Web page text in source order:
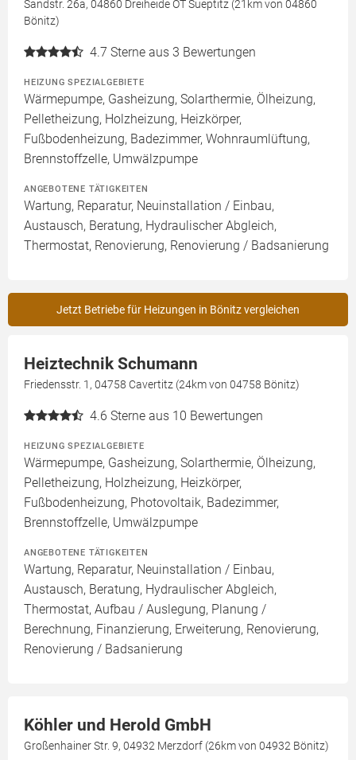
Sandstr. 26a, 04860 Dreiheide OT Sueptitz (21km von 04860
Bönitz)
4.7 Sterne aus 3 Bewertungen
HEIZUNG SPEZIALGEBIETE
Wärmepumpe, Gasheizung, Solarthermie, Ölheizung,
Pelletheizung, Holzheizung, Heizkörper,
Fußbodenheizung, Badezimmer, Wohnraumlüftung,
Brennstoffzelle, Umwälzpumpe
ANGEBOTENE TÄTIGKEITEN
Wartung, Reparatur, Neuinstallation / Einbau,
Austausch, Beratung, Hydraulischer Abgleich,
Thermostat, Renovierung, Renovierung / Badsanierung
Jetzt Betriebe für Heizungen in Bönitz vergleichen
Heiztechnik Schumann
Friedensstr. 1, 04758 Cavertitz (24km von 04758 Bönitz)
4.6 Sterne aus 10 Bewertungen
HEIZUNG SPEZIALGEBIETE
Wärmepumpe, Gasheizung, Solarthermie, Ölheizung,
Pelletheizung, Holzheizung, Heizkörper,
Fußbodenheizung, Photovoltaik, Badezimmer,
Brennstoffzelle, Umwälzpumpe
ANGEBOTENE TÄTIGKEITEN
Wartung, Reparatur, Neuinstallation / Einbau,
Austausch, Beratung, Hydraulischer Abgleich,
Thermostat, Aufbau / Auslegung, Planung /
Berechnung, Finanzierung, Erweiterung, Renovierung,
Renovierung / Badsanierung
Köhler und Herold GmbH
Großenhainer Str. 9, 04932 Merzdorf (26km von 04932 Bönitz)